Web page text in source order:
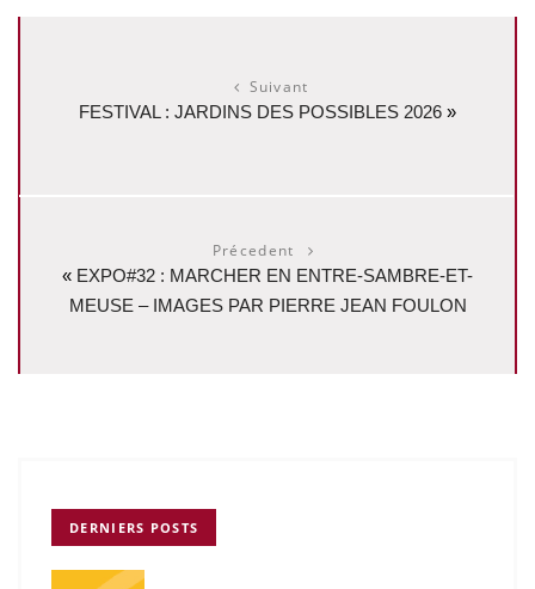
Suivant
FESTIVAL : JARDINS DES POSSIBLES 2026 »
Précedent
« EXPO#32 : MARCHER EN ENTRE-SAMBRE-ET-
MEUSE – IMAGES PAR PIERRE JEAN FOULON
DERNIERS POSTS